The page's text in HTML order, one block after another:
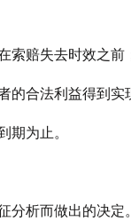
索赔失去时效之前
合法利益得到实
期为止。
分析而做出的决定。